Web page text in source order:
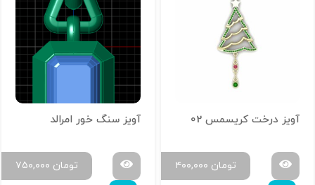
آویز درخت کریسمس 02
۴۰۰,۰۰۰ تومان
آویز سنگ خور امرالد
۷۵۰,۰۰۰ تومان